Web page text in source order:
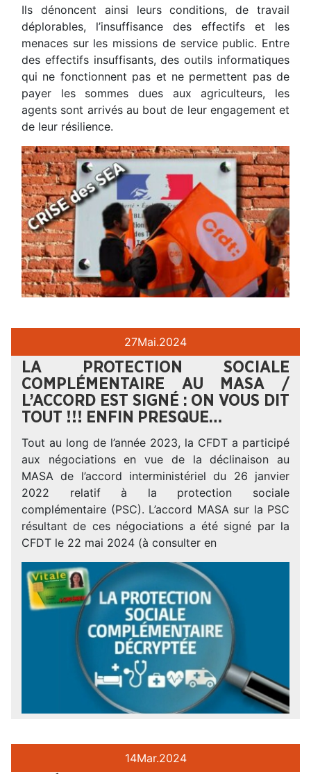
Ils dénoncent ainsi leurs conditions, de travail
déplorables, l’insuffisance des effectifs et les
menaces sur les missions de service public. Entre
des effectifs insuffisants, des outils informatiques
qui ne fonctionnent pas et ne permettent pas de
payer les sommes dues aux agriculteurs, les
agents sont arrivés au bout de leur engagement et
de leur résilience.
27Mai.2024
LA PROTECTION SOCIALE
COMPLÉMENTAIRE AU MASA /
L’ACCORD EST SIGNÉ : ON VOUS DIT
TOUT !!! ENFIN PRESQUE…
Tout au long de l’année 2023, la CFDT a participé
aux négociations en vue de la déclinaison au
MASA de l’accord interministériel du 26 janvier
2022 relatif à la protection sociale
complémentaire (PSC). L’accord MASA sur la PSC
résultant de ces négociations a été signé par la
CFDT le 22 mai 2024 (à consulter en
14Mar.2024